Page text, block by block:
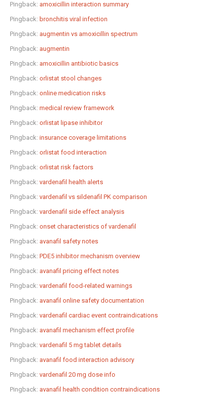
Pingback: amoxicillin interaction summary
Pingback: bronchitis viral infection
Pingback: augmentin vs amoxicillin spectrum
Pingback: augmentin
Pingback: amoxicillin antibiotic basics
Pingback: orlistat stool changes
Pingback: online medication risks
Pingback: medical review framework
Pingback: orlistat lipase inhibitor
Pingback: insurance coverage limitations
Pingback: orlistat food interaction
Pingback: orlistat risk factors
Pingback: vardenafil health alerts
Pingback: vardenafil vs sildenafil PK comparison
Pingback: vardenafil side effect analysis
Pingback: onset characteristics of vardenafil
Pingback: avanafil safety notes
Pingback: PDE5 inhibitor mechanism overview
Pingback: avanafil pricing effect notes
Pingback: vardenafil food‑related warnings
Pingback: avanafil online safety documentation
Pingback: vardenafil cardiac event contraindications
Pingback: avanafil mechanism effect profile
Pingback: vardenafil 5 mg tablet details
Pingback: avanafil food interaction advisory
Pingback: vardenafil 20 mg dose info
Pingback: avanafil health condition contraindications